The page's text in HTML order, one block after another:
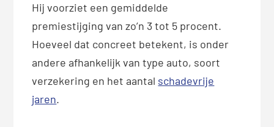
Hij voorziet een gemiddelde
premiestijging van zo’n 3 tot 5 procent.
Hoeveel dat concreet betekent, is onder
andere afhankelijk van type auto, soort
verzekering en het aantal schadevrije
jaren.